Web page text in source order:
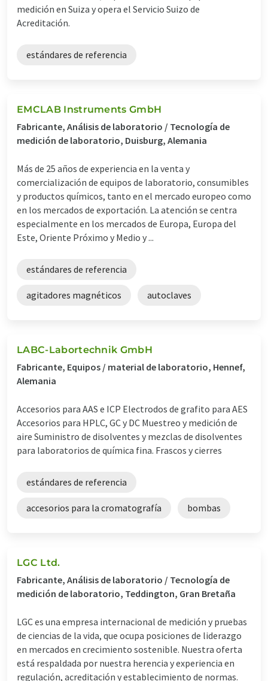
medición en Suiza y opera el Servicio Suizo de
Acreditación.
estándares de referencia
EMCLAB Instruments GmbH
Fabricante, Análisis de laboratorio / Tecnología de
medición de laboratorio, Duisburg, Alemania
Más de 25 años de experiencia en la venta y
comercialización de equipos de laboratorio, consumibles
y productos químicos, tanto en el mercado europeo como
en los mercados de exportación. La atención se centra
especialmente en los mercados de Europa, Europa del
Este, Oriente Próximo y Medio y ...
estándares de referencia
agitadores magnéticos autoclaves
LABC-Labortechnik GmbH
Fabricante, Equipos / material de laboratorio, Hennef,
Alemania
Accesorios para AAS e ICP Electrodos de grafito para AES
Accesorios para HPLC, GC y DC Muestreo y medición de
aire Suministro de disolventes y mezclas de disolventes
para laboratorios de química fina. Frascos y cierres
estándares de referencia
accesorios para la cromatografía bombas
LGC Ltd.
Fabricante, Análisis de laboratorio / Tecnología de
medición de laboratorio, Teddington, Gran Bretaña
LGC es una empresa internacional de medición y pruebas
de ciencias de la vida, que ocupa posiciones de liderazgo
en mercados en crecimiento sostenible. Nuestra oferta
está respaldada por nuestra herencia y experiencia en
regulación, acreditación y establecimiento de normas.